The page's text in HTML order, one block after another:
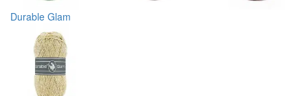
Durable Glam